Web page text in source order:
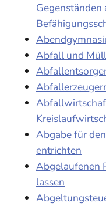
Abfall und
Abgabe für
entrichten
Abgelaufenen
lassen